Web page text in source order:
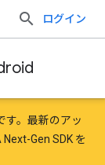
ログイン
す。最新のアッ
Next-Gen SDK を